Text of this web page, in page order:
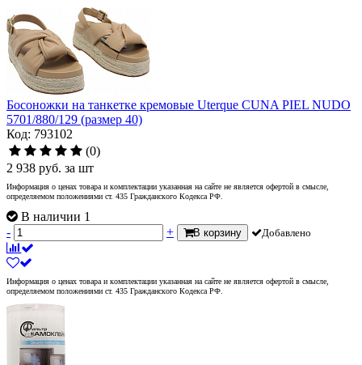
Босоножки на танкетке кремовые Uterque CUNA PIEL NUDO
5701/880/129 (размер 40)
Код: 793102
(0)
2 938 руб. за шт
Информация о ценах товара и комплектации указанная на сайте не является офертой в смысле,
определяемом положениями ст. 435 Гражданского Кодекса РФ.
В наличии 1
-
+ В корзину Добавлено
Информация о ценах товара и комплектации указанная на сайте не является офертой в смысле,
определяемом положениями ст. 435 Гражданского Кодекса РФ.